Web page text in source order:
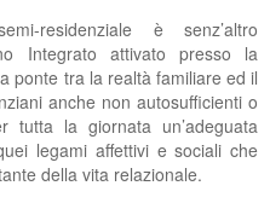
residenziale è senz’altro
Integrato attivato presso la
ponte tra la realtà familiare ed il
anche non autosufficienti o
la giornata un’adeguata
legami affettivi e sociali che
della vita relazionale.
CAMPUS
CENTRO
DIURNO
CAMPUS
DOMICILIARI
CORSI
FORMATIVA
LA REGIONE